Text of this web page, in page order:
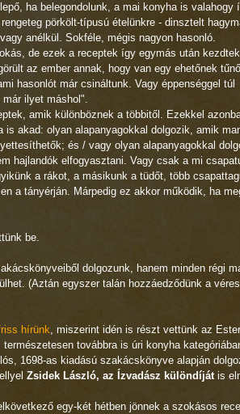
ha belegondolunk, a mai konyha is valahogy
pörkölt-típusú ételünkre - dinsztelt
anélkül. Sokféle, mégis nagyon hasonló.
de ezek a receptek így egymás után kezdtek
az ember annak, hogy van egy ehetőnek
hasonlót már csináltunk. Vagy éppenséggel túl
ilyet máshol".
amik különböznek a többitől. Ezekkel
is akad: olyan alapanyagokkal dolgozik, amik
és / vagy olyan alapanyagokkal
hajlandók elfogyasztani. Vagy csak a mi
a rákot, a másikunk a tüdőt, több
a tányérján. Márpedig ez akkor működik, ha
be.
dolgozunk, hanem minden régi
(Aztán egyszer talán hozzáedződünk a
hírünk, miszerint idén is részt vettünk az
továbbra is úri konyha
1698-as kiadású szakácskönyve alapján
Zsidek László, az Ízvadász különdíjátis
egy-két hétben jönnek a szokásos